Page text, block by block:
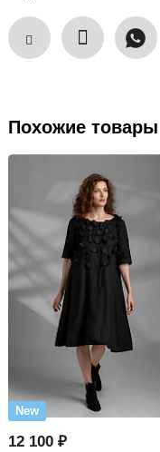
Похожие товары
New
12 100 ₽